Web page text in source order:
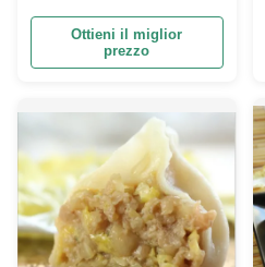
freschi congelati sani di
Edamame degli alimenti
Ottieni il miglior
prezzo